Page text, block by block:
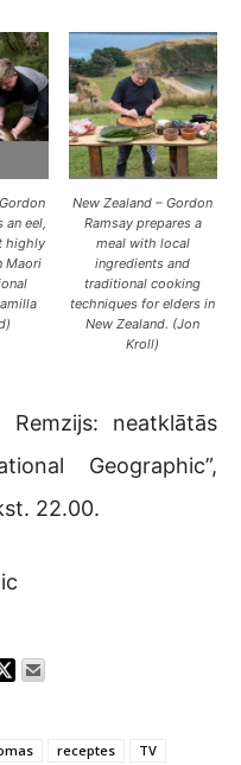
an eel,
highly
Maori
New Zealand – Gordon
Ramsay prepares a
meal with local
ingredients and
traditional cooking
techniques for elders in
New Zealand. (Jon
Kroll)
Remzijs: neatklātās
Geographic”,
22.00.
receptes TV